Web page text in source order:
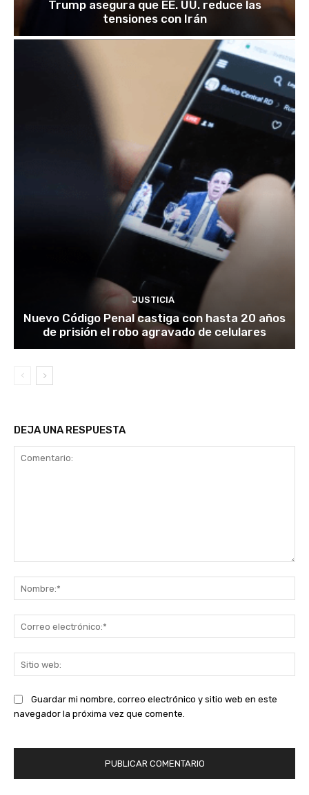
Trump asegura que EE. UU. reduce las
tensiones con Irán
JUSTICIA
Nuevo Código Penal castiga con hasta 20 años
de prisión el robo agravado de celulares
DEJA UNA RESPUESTA
Guardar mi nombre, correo electrónico y sitio web en este
navegador la próxima vez que comente.